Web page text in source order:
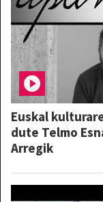
Euskal
dute Telmo
Arregik